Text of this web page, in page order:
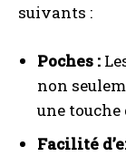
suivants :
Poches :
non
une touche
Facilité